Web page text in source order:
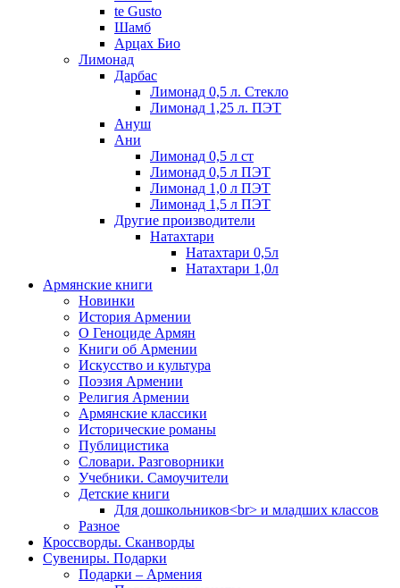
te Gusto
Шамб
Арцах Био
Лимонад
Дарбас
Лимонад 0,5 л. Стекло
Лимонад 1,25 л. ПЭТ
Ануш
Ани
Лимонад 0,5 л ст
Лимонад 0,5 л ПЭТ
Лимонад 1,0 л ПЭТ
Лимонад 1,5 л ПЭТ
Другие производители
Натахтари
Натахтари 0,5л
Натахтари 1,0л
Армянские книги
Новинки
История Армении
О Геноциде Армян
Книги об Армении
Иcкусство и культура
Поэзия Армении
Религия Армении
Армянские классики
Исторические романы
Публицистика
Словари. Разговорники
Учебники. Самоучители
Детские книги
Для дошкольников<br> и младших классов
Разное
Кроссворды. Сканворды
Сувениры. Подарки
Подарки – Армения